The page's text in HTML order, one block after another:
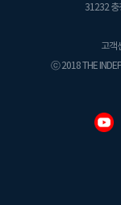
31232 충
고객
ⓒ 2018 THE